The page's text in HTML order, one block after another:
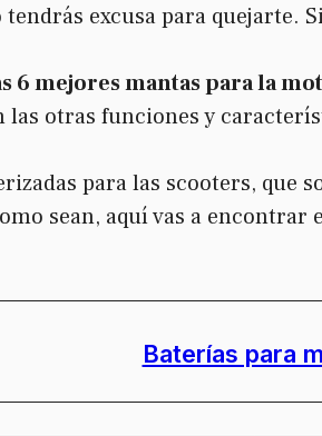
excusa para quejarte.
6 mejores mantas para la
otras funciones y
para las scooters, que
sean, aquí vas a
Baterías para